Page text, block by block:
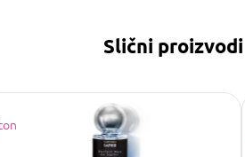
Slični proizvodi